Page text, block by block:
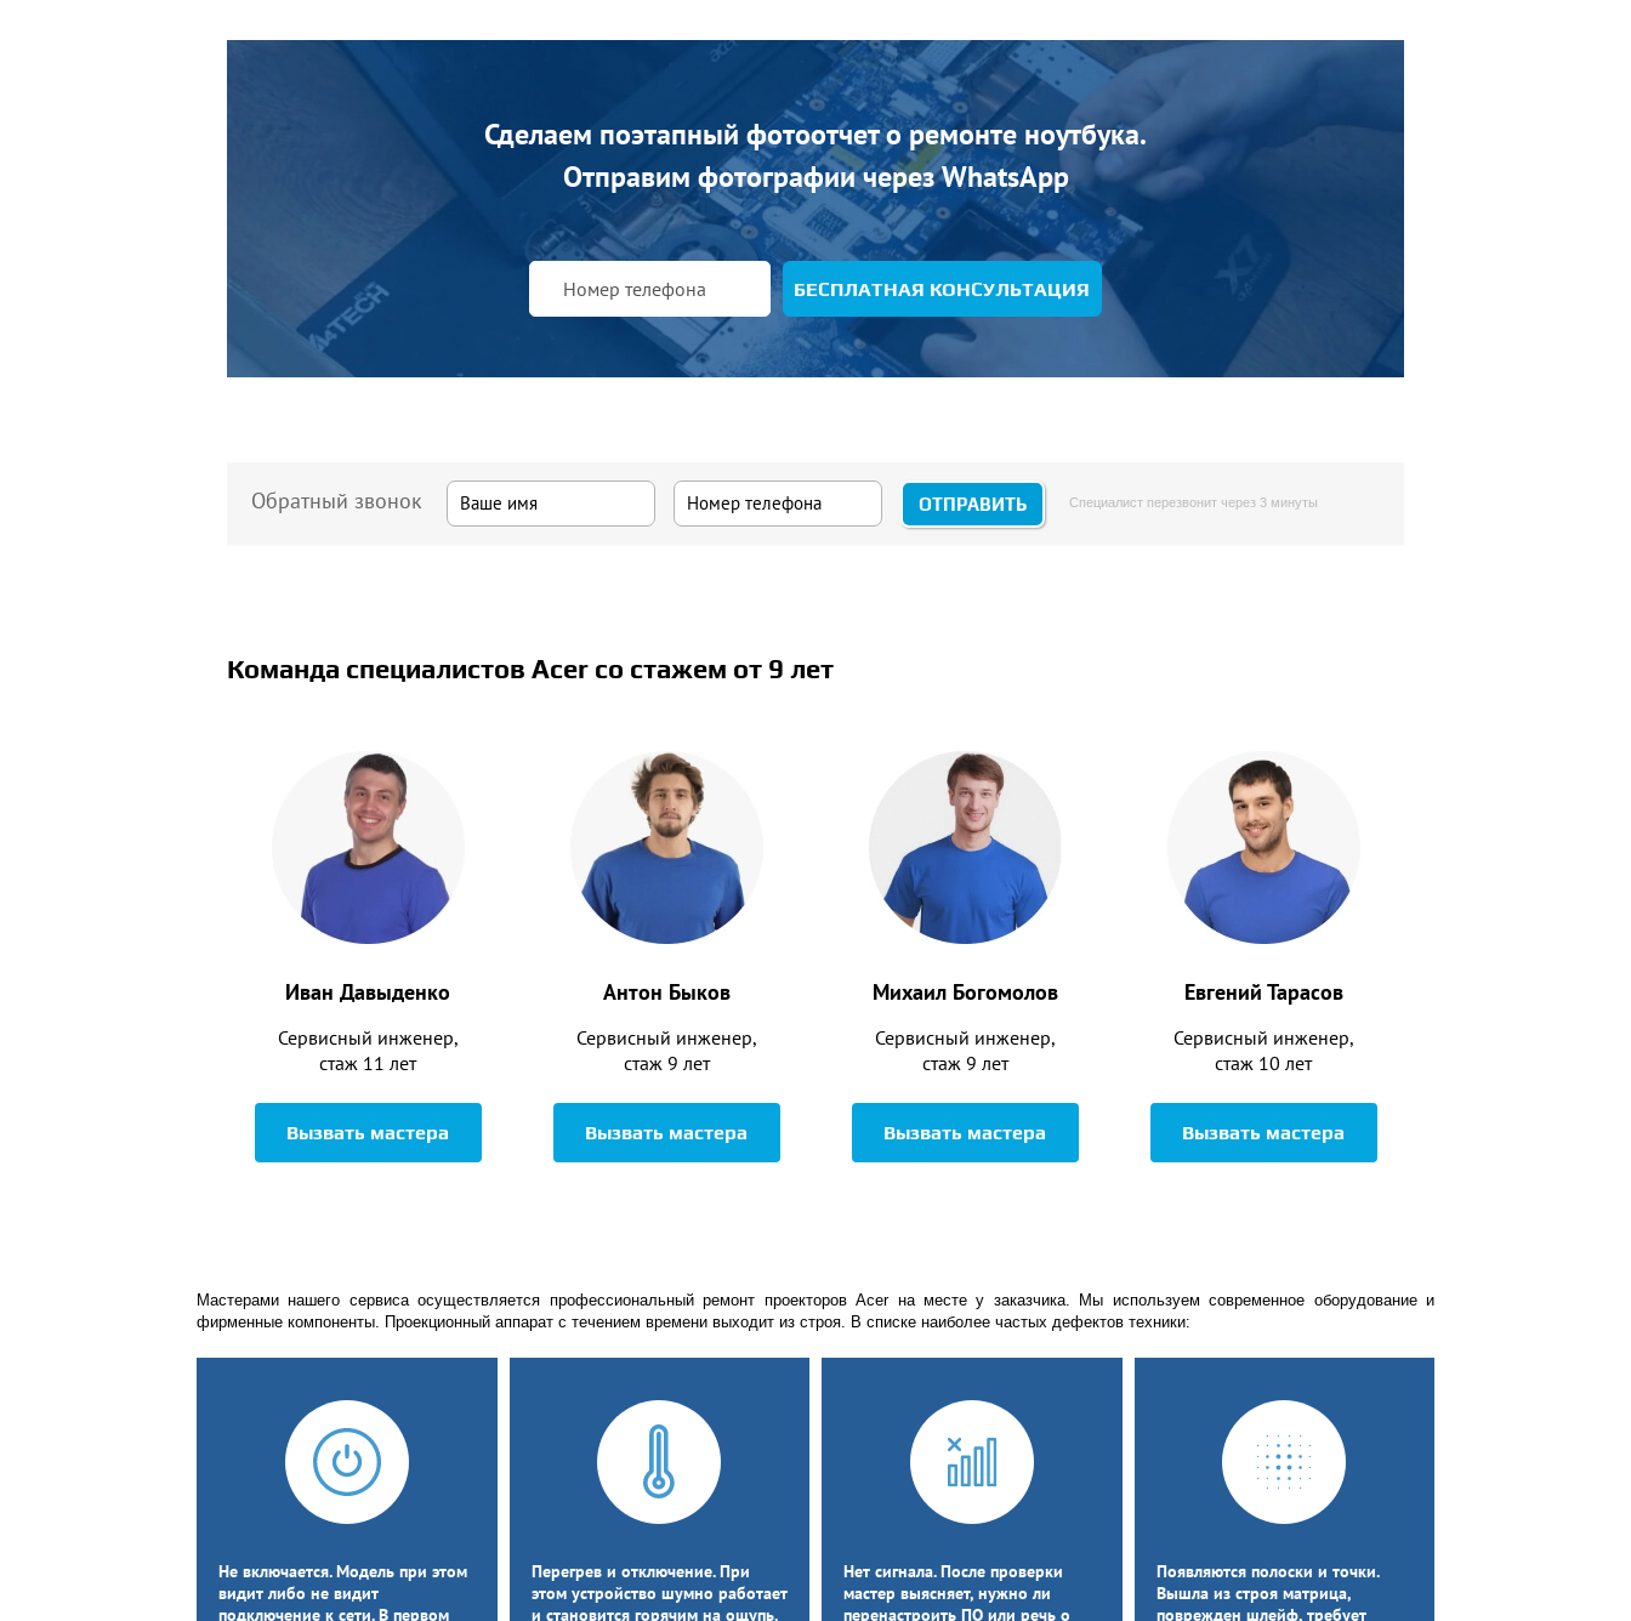
Сделаем поэтапный фотоотчет о ремонте ноутбука.
Отправим фотографии через WhatsApp
БЕСПЛАТНАЯ КОНСУЛЬТАЦИЯ
Обратный звонок Специалист перезвонит через 3 минуты
Команда специалистов Acer со стажем от 9 лет
Иван Давыденко
Сервисный инженер,
стаж 11 лет
Вызвать мастера
Антон Быков
Сервисный инженер,
стаж 9 лет
Вызвать мастера
Михаил Богомолов
Сервисный инженер,
стаж 9 лет
Вызвать мастера
Евгений Тарасов
Сервисный инженер,
стаж 10 лет
Вызвать мастера
Мастерами нашего сервиса осуществляется профессиональный ремонт проекторов Acer на месте у заказчика. Мы используем современное оборудование и
фирменные компоненты. Проекционный аппарат с течением времени выходит из строя. В списке наиболее частых дефектов техники:
Не включается. Модель при этом
видит либо не видит
подключение к сети. В первом
Перегрев и отключение. При
этом устройство шумно работает
и становится горячим на ощупь.
Нет сигнала. После проверки
мастер выясняет, нужно ли
перенастроить ПО или речь о
Появляются полоски и точки.
Вышла из строя матрица,
поврежден шлейф, требует